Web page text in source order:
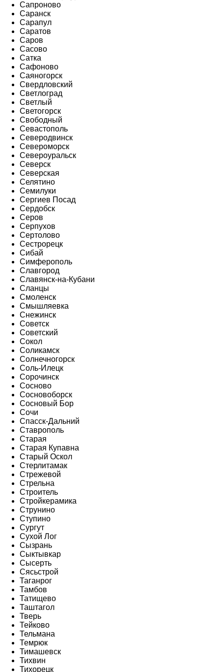
Сапроново
Саранск
Сарапул
Саратов
Саров
Сасово
Сатка
Сафоново
Саяногорск
Свердловский
Светлоград
Светлый
Светогорск
Свободный
Севастополь
Северодвинск
Североморск
Североуральск
Северск
Северская
Селятино
Семилуки
Сергиев Посад
Сердобск
Серов
Серпухов
Сертолово
Сестрорецк
Сибай
Симферополь
Славгород
Славянск-на-Кубани
Сланцы
Смоленск
Смышляевка
Снежинск
Советск
Советский
Сокол
Соликамск
Солнечногорск
Соль-Илецк
Сорочинск
Сосново
Сосновоборск
Сосновый Бор
Сочи
Спасск-Дальний
Ставрополь
Старая
Старая Купавна
Старый Оскол
Стерлитамак
Стрежевой
Стрельна
Строитель
Стройкерамика
Струнино
Ступино
Сургут
Сухой Лог
Сызрань
Сыктывкар
Сысерть
Сясьстрой
Таганрог
Тамбов
Татищево
Таштагол
Тверь
Тейково
Тельмана
Темрюк
Тимашевск
Тихвин
Тихорецк